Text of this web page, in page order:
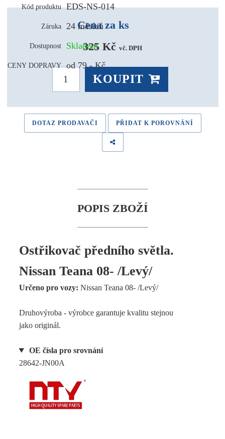
Kód produktu EDS-NS-014
Záruka 24 měsíců
Dostupnost Skladem
CENY DOPRAVY od 79,- Kč
Cena za ks
325 Kč vč. DPH
KOUPIT
DOTAZ PRODAVAČI PŘIDAT K POROVNÁNÍ
POPIS ZBOŽÍ
Ostřikovač předního světla.
Nissan Teana 08- /Levý/
Určeno pro vozy: Nissan Teana 08- /Levý/
Druhovýroba - výrobce garantuje kvalitu stejnou
jako originál.
OE čísla pro srovnání
28642-JN00A